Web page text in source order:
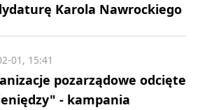
Karola Nawrockiego
pozarządowe odcięte
- kampania
01, 15:41